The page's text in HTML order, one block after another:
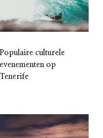
Populaire culturele
evenementen op
Tenerife